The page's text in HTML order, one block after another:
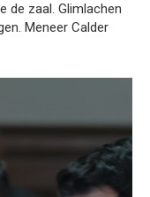
de zaal. Glimlachen
Meneer Calder